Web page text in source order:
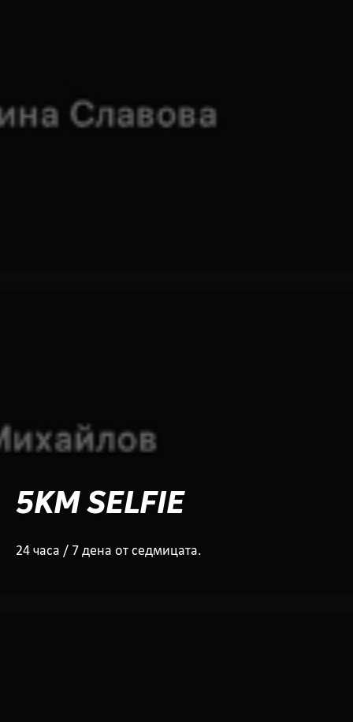
5KM SELFIE
24 часа / 7 дена от седмицата.